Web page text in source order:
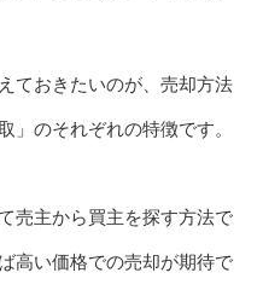
ておきたいのが、売却方法
」のそれぞれの特徴です。
売主から買主を探す方法で
高い価格での売却が期待で